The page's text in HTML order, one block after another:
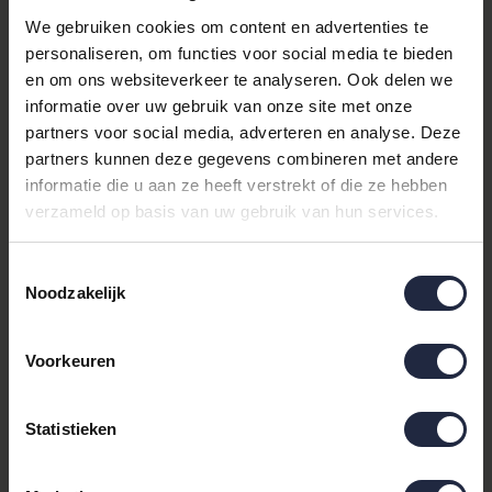
We gebruiken cookies om content en advertenties te
personaliseren, om functies voor social media te bieden
en om ons websiteverkeer te analyseren. Ook delen we
informatie over uw gebruik van onze site met onze
partners voor social media, adverteren en analyse. Deze
partners kunnen deze gegevens combineren met andere
informatie die u aan ze heeft verstrekt of die ze hebben
verzameld op basis van uw gebruik van hun services.
Noodzakelijk
Voorkeuren
Statistieken
Waarom kiezen voor het Silver
Crown Hoofdkussen?
Het Silver Crown hoofdkussen onderscheidt zich door zijn
vulling van natuurlijke vezels, waardoor het een uitstekende
keuze is voor mensen die op zoek zijn naar ademend en
hypoallergeen slaapcomfort. Dit kussen biedt de perfecte
kwaliteit ervoor dat het kussen zijn vorm behoudt, nacht na
nacht.
Productdetails en Specificaties
Natuurvezel kussens, wat betekent dat het is gemaakt van de